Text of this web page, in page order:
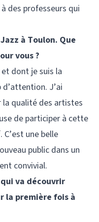
des professeurs qui
à Toulon. Que
vous ?
dont je suis la
J’ai
qualité des artistes
de participer à cette
une belle
public dans un
convivial.
va découvrir
la première fois à